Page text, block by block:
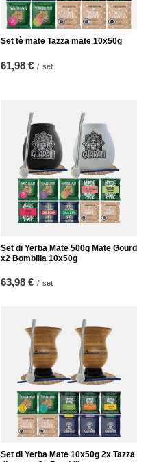
Set tè mate Tazza mate 10x50g
61,98 € / set
Set di Yerba Mate 500g Mate Gourd
x2 Bombilla 10x50g
63,98 € / set
Set di Yerba Mate 10x50g 2x Tazza